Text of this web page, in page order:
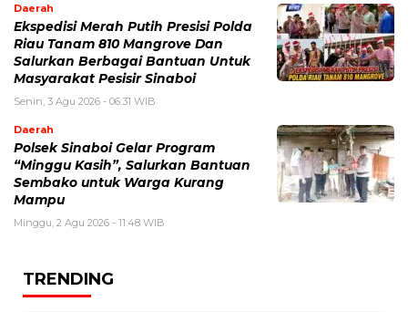
Daerah
Ekspedisi Merah Putih Presisi Polda
Riau Tanam 810 Mangrove Dan
Salurkan Berbagai Bantuan Untuk
Masyarakat Pesisir Sinaboi
Senin, 3 Agu 2026 - 06:31 WIB
Daerah
Polsek Sinaboi Gelar Program
“Minggu Kasih”, Salurkan Bantuan
Sembako untuk Warga Kurang
Mampu
Minggu, 2 Agu 2026 - 11:48 WIB
TRENDING